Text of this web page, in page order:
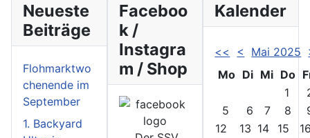
Neueste
Beiträge
Flohmarktwo
chenende im
September
1. Backyard
Faceboo
k /
Instagra
m / Shop
Kalender
<< < Mai 2025
Mo Di Mi Do
1
5
6 7 8
12
13 14 15